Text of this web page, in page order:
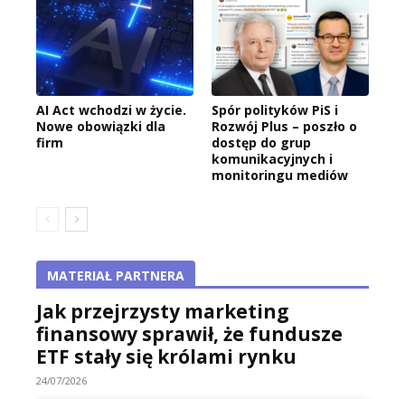
AI Act wchodzi w życie.
Nowe obowiązki dla
firm
Spór polityków PiS i
Rozwój Plus – poszło o
dostęp do grup
komunikacyjnych i
monitoringu mediów
MATERIAŁ PARTNERA
Jak przejrzysty marketing
finansowy sprawił, że fundusze
ETF stały się królami rynku
24/07/2026